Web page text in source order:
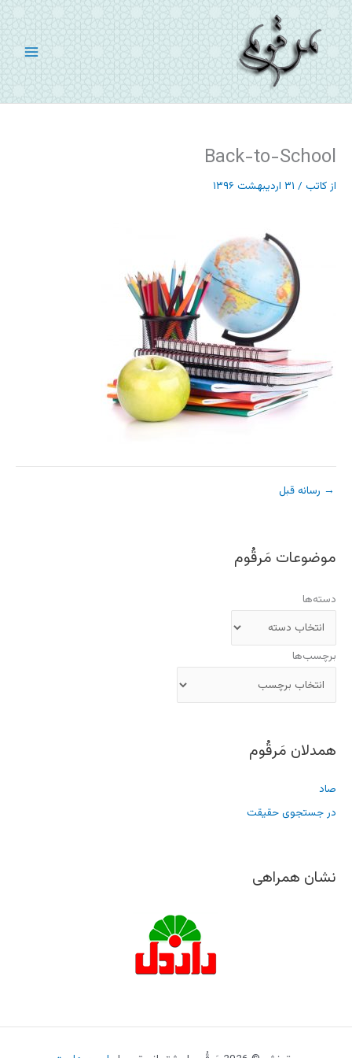
پرش
به
محتوا
Back-to-School
از کاتب / ۳۱ اردیبهشت ۱۳۹۶
→ رسانه قبل
موضوعات مَرقُوم
دسته‌ها
برچسب‌ها
همدلان مَرقُوم
صاد
در جستجوی حقیقت
نشان همراهی